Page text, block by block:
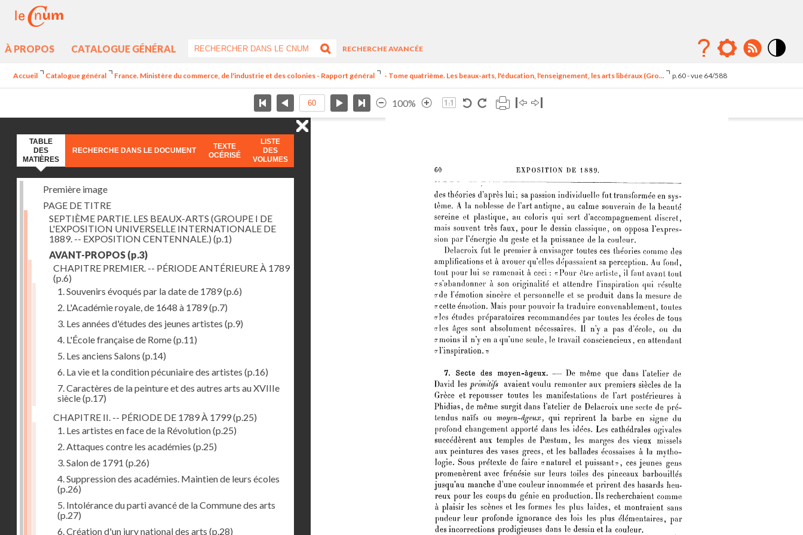
À PROPOS CATALOGUE GÉNÉRAL
RECHERCHE AVANCÉE
Accueil Catalogue général France. Ministère du commerce, de l'industrie et des colonies - Rapport général - Tome quatrième. Les beaux-arts, l'éducation, l'enseignement, les arts libéraux (Gro... p.60 - vue 64/588
100%
TABLE
DES
MATIÈRES
RECHERCHE DANS LE DOCUMENT
TEXTE
OCÉRISÉ
LISTE
DES
VOLUMES
Première image
PAGE DE TITRE
SEPTIÈME PARTIE. LES BEAUX-ARTS (GROUPE I DE
L'EXPOSITION UNIVERSELLE INTERNATIONALE DE
1889. -- EXPOSITION CENTENNALE.) (p.1)
AVANT-PROPOS (p.3)
CHAPITRE PREMIER. -- PÉRIODE ANTÉRIEURE À 1789
(p.6)
1. Souvenirs évoqués par la date de 1789(p.6)
2. L'Académie royale, de 1648 à 1789(p.7)
3. Les années d'études des jeunes artistes (p.9)
4. L'École française de Rome(p.11)
5. Les anciens Salons (p.14)
6. La vie et la condition pécuniaire des artistes (p.16)
7. Caractères de la peinture et des autres arts au XVIIIe
siècle(p.17)
CHAPITRE II. -- PÉRIODE DE 1789 À 1799(p.25)
1. Les artistes en face de la Révolution(p.25)
2. Attaques contre les académies (p.25)
3. Salon de 1791 (p.26)
4. Suppression des académies. Maintien de leurs écoles
(p.26)
5. Intolérance du parti avancé de la Commune des arts
(p.27)
6. Création d'un jury national des arts (p.28)